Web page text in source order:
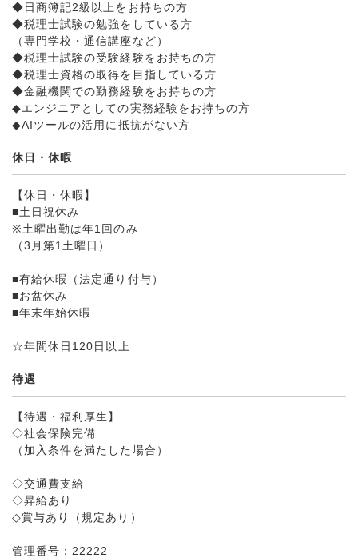
◆日商簿記2級以上をお持ちの方
◆税理士試験の勉強をしている方
（専門学校・通信講座など）
◆税理士試験の受験経験をお持ちの方
◆税理士資格の取得を目指している方
◆金融機関での勤務経験をお持ちの方
◆エンジニアとしての実務経験をお持ちの方
◆AIツールの活用に抵抗がない方
休日・休暇
【休日・休暇】
■土日祝休み
※土曜出勤は年1回のみ
（3月第1土曜日）
■有給休暇（法定通り付与）
■お盆休み
■年末年始休暇
☆年間休日120日以上
待遇
【待遇・福利厚生】
◇社会保険完備
（加入条件を満たした場合）
◇交通費支給
◇昇給あり
◇賞与あり（規定あり）
管理番号：22222